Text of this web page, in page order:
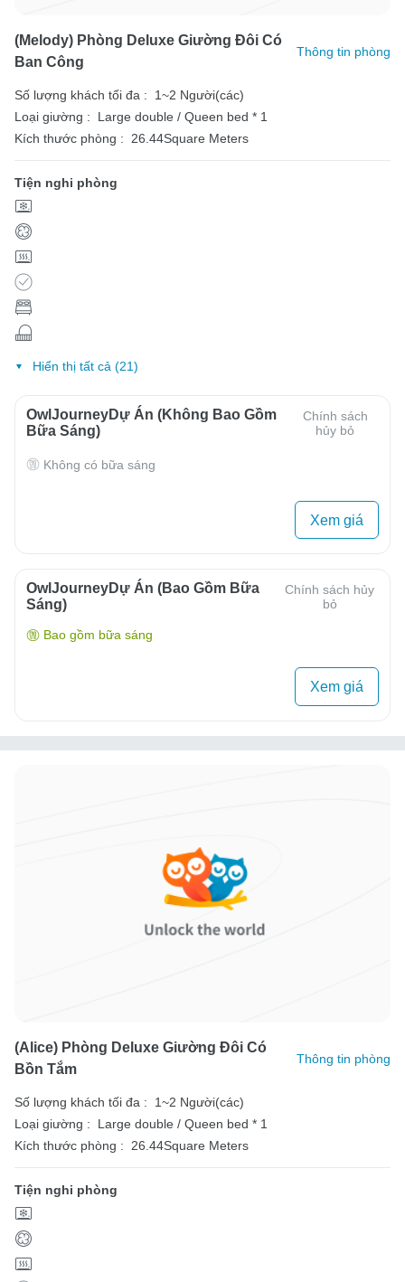
(Melody) Phòng Deluxe Giường Đôi Có
Ban Công
Thông tin phòng
Số lượng khách tối đa :
1~2 Người(các)
Loại giường :
Large double / Queen bed * 1
Kích thước phòng :
26.44Square Meters
Tiện nghi phòng
Hiển thị tất cả (21)
OwlJourneyDự Án (Không Bao Gồm
Bữa Sáng)
Chính sách
hủy bỏ
Không có bữa sáng
Xem giá
OwlJourneyDự Án (Bao Gồm Bữa
Sáng)
Chính sách hủy
bỏ
Bao gồm bữa sáng
Xem giá
(Alice) Phòng Deluxe Giường Đôi Có
Bồn Tắm
Thông tin phòng
Số lượng khách tối đa :
1~2 Người(các)
Loại giường :
Large double / Queen bed * 1
Kích thước phòng : 26.44Square Meters
Tiện nghi phòng